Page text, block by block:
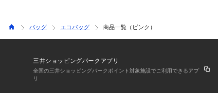
バッグ エコバッグ 商品一覧（ピンク）
三井ショッピングパークアプリ
全国の三井ショッピングパークポイント対象施設でご利用できるアプ
リ